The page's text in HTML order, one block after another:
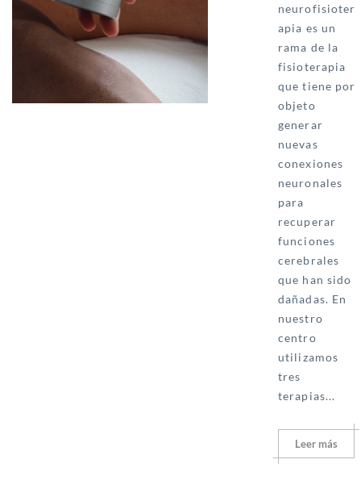
neurofisioter
apia es un
rama de la
fisioterapia
que tiene por
objeto
generar
nuevas
conexiones
neuronales
para
recuperar
funciones
cerebrales
que han sido
dañadas. En
nuestro
centro
utilizamos
tres
terapias...
Leer más